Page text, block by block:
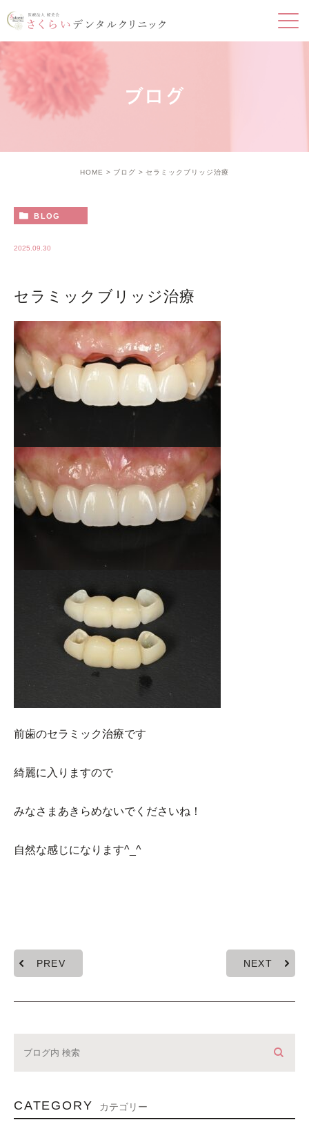
ブログ
HOME ブログ セラミックブリッジ治療
BLOG
2025.09.30
セラミックブリッジ治療
前歯のセラミック治療です
綺麗に入りますので
みなさまあきらめないでくださいね！
自然な感じになります^_^
PREV NEXT
CATEGORY カテゴリー